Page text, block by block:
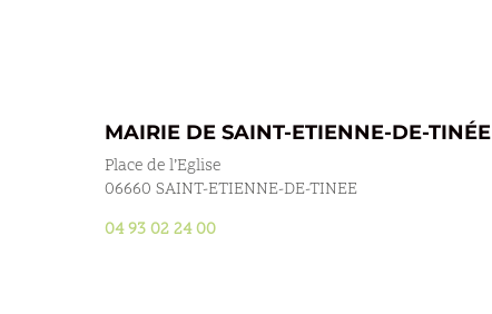
MAIRIE DE SAINT-ETIENNE-DE-TINÉE
Place de l’Eglise
06660 SAINT-ETIENNE-DE-TINEE
04 93 02 24 00